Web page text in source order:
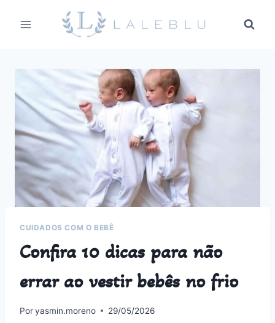
para
CUIDADOS COM O BEBÊ
Confira 10 dicas para não
errar ao vestir bebês no frio
Poryasmin.moreno 29/05/2026